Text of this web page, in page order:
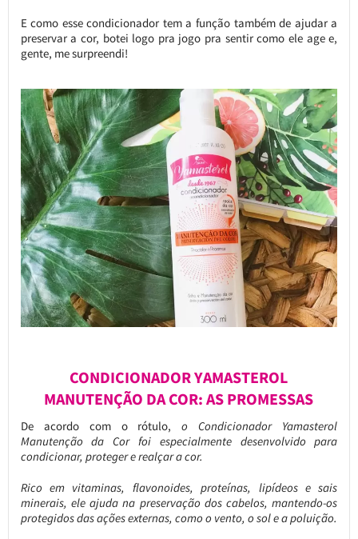
E como esse condicionador tem a função também de ajudar a
preservar a cor, botei logo pra jogo pra sentir como ele age e,
gente, me surpreendi!
CONDICIONADOR YAMASTEROL
MANUTENÇÃO DA COR: AS PROMESSAS
De acordo com o rótulo,o Condicionador Yamasterol
Manutenção da Cor foi especialmente desenvolvido para
condicionar, proteger e realçar a cor.
Rico em vitaminas, flavonoides, proteínas, lipídeos e sais
minerais, ele ajuda na preservação dos cabelos, mantendo-os
protegidos das ações externas, como o vento, o sol e a poluição.